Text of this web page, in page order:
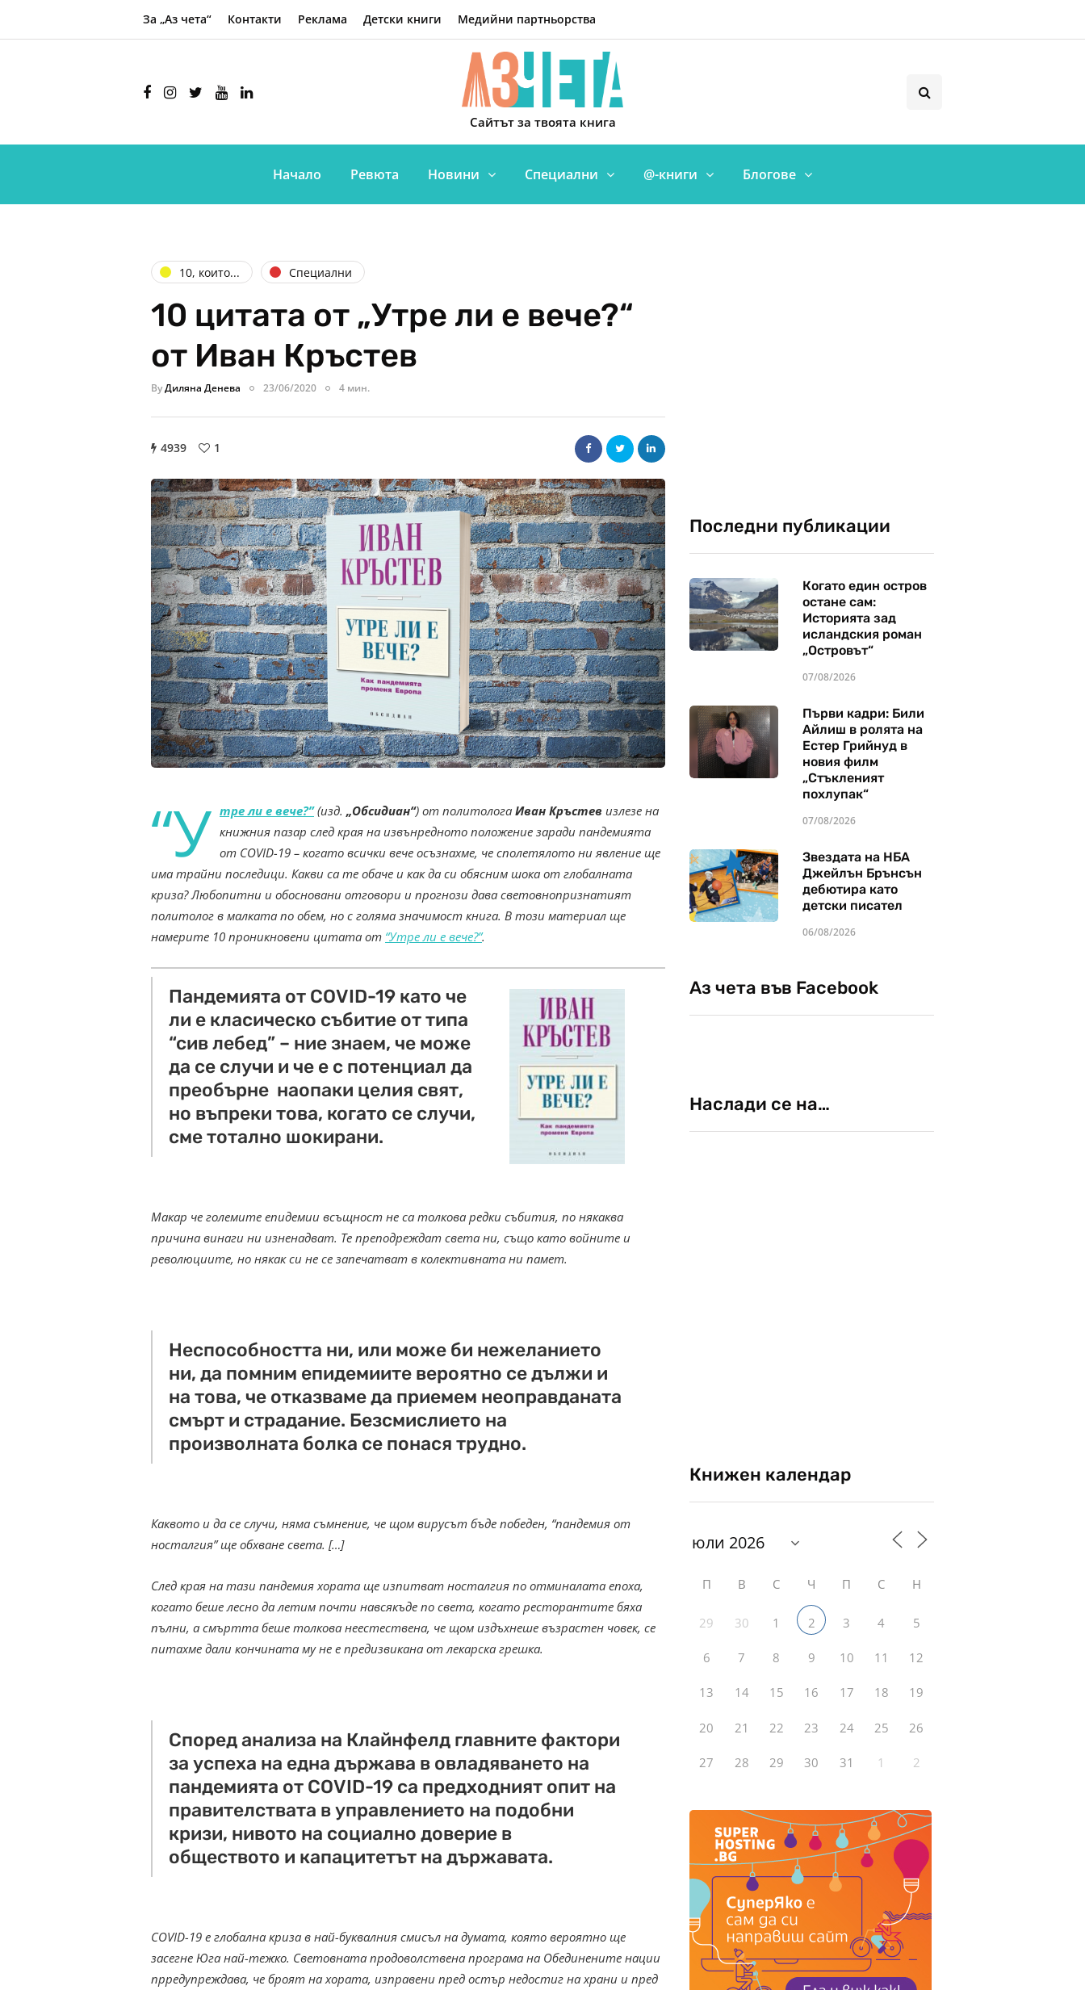
За „Аз чета“ Контакти Реклама Детски книги Медийни партньорства
Сайтът за твоята книга
Начало Ревюта Новини Специални @-книги Блогове
10, които... Специални
10 цитата от „Утре ли е вече?“
от Иван Кръстев
ByДиляна Денева 23/06/2020 4 мин.
4939 1
“У тре ли е вече?”(изд. „Обсидиан“) от политолога Иван Кръстев излезе на
книжния пазар след края на извънредното положение заради пандемията
от COVID-19 – когато всички вече осъзнахме, че сполетялото ни явление ще
има трайни последици. Какви са те обаче и как да си обясним шока от глобалната
криза? Любопитни и обосновани отговори и прогнози дава световнопризнатият
политолог в малката по обем, но с голяма значимост книга. В този материал ще
намерите 10 проникновени цитата от “Утре ли е вече?”.
Пандемията от COVID-19 като че
ли е класическо събитие от типа
“сив лебед” – ние знаем, че може
да се случи и че е с потенциал да
преобърне наопаки целия свят,
но въпреки това, когато се случи,
сме тотално шокирани.
Макар че големите епидемии всъщност не са толкова редки събития, по някаква
причина винаги ни изненадват. Те преподреждат света ни, също като войните и
революциите, но някак си не се запечатват в колективната ни памет.
Неспособността ни, или може би нежеланието
ни, да помним епидемиите вероятно се дължи и
на това, че отказваме да приемем неоправданата
смърт и страдание. Безсмислието на
произволната болка се понася трудно.
Каквото и да се случи, няма съмнение, че щом вирусът бъде победен, “пандемия от
носталгия” ще обхване света. […]
След края на тази пандемия хората ще изпитват носталгия по отминалата епоха,
когато беше лесно да летим почти навсякъде по света, когато ресторантите бяха
пълни, а смъртта беше толкова неестествена, че щом издъхнеше възрастен човек, се
питахме дали кончината му не е предизвикана от лекарска грешка.
Според анализа на Клайнфелд главните фактори
за успеха на една държава в овладяването на
пандемията от COVID-19 са предходният опит на
правителствата в управлението на подобни
кризи, нивото на социално доверие в
обществото и капацитетът на държавата.
COVID-19 е глобална криза в най-буквалния смисъл на думата, която вероятно ще
засегне Юга най-тежко. Световната продоволствена програма на Обединените нации
прредупреждава, че броят на хората, изправени пред остър недостиг на храни и пред
Последни публикации
Когато един остров
остане сам:
Историята зад
исландския роман
„Островът“
07/08/2026
Първи кадри: Били
Айлиш в ролята на
Естер Грийнуд в
новия филм
„Стъкленият
похлупак“
07/08/2026
Звездата на НБА
Джейлън Брънсън
дебютира като
детски писател
06/08/2026
Аз чета във Facebook
Наслади се на…
Книжен календар
П В С Ч П С Н
29 30 1 2 3 4 5
6 7 8 9 10 11 12
13 14 15 16 17 18 19
20 21 22 23 24 25 26
27 28 29 30 31 1 2